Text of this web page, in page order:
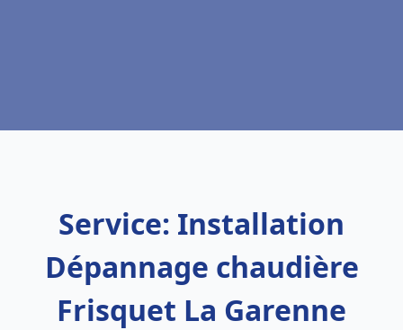
Service: Installation
Dépannage chaudière
Frisquet La Garenne